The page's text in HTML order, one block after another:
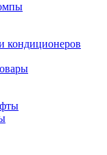
кондиционеров